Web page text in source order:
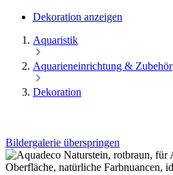
Dekoration anzeigen
Aquaristik
Aquarieneinrichtung & Zubehör
Dekoration
Bildergalerie überspringen